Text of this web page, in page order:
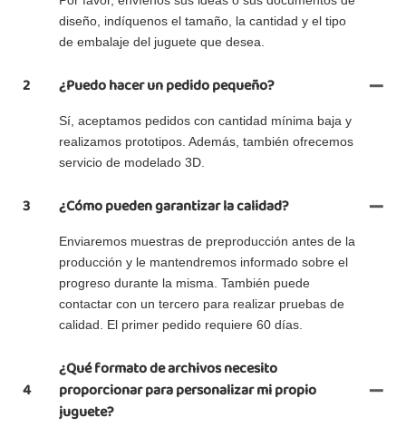
diseño, indíquenos el tamaño, la cantidad y el tipo
de embalaje del juguete que desea.
2 ¿Puedo hacer un pedido pequeño?
Sí, aceptamos pedidos con cantidad mínima baja y
realizamos prototipos. Además, también ofrecemos
servicio de modelado 3D.
3 ¿Cómo pueden garantizar la calidad?
Enviaremos muestras de preproducción antes de la
producción y le mantendremos informado sobre el
progreso durante la misma. También puede
contactar con un tercero para realizar pruebas de
calidad. El primer pedido requiere 60 días.
4
¿Qué formato de archivos necesito
proporcionar para personalizar mi propio
juguete?